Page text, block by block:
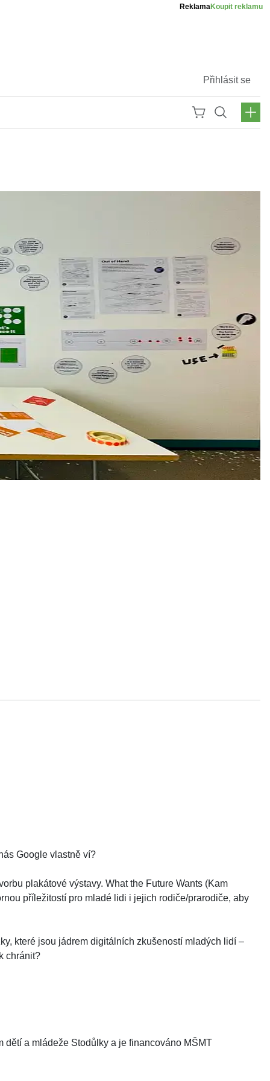
ReklamaKoupit reklamu
Přihlásit se
Google vlastně ví?
plakátové výstavy. What the Future Wants (Kam
příležitostí pro mladé lidi i jejich rodiče/prarodiče, aby
které jsou jádrem digitálních zkušeností mladých lidí –
chránit?
dětí a mládeže Stodůlky a je financováno MŠMT